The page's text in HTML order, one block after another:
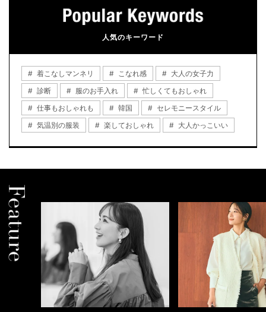
人気のキーワード
着こなしマンネリ こなれ感
大人の女子力
診断
服のお手入れ
忙しくてもおしゃれ
仕事もおしゃれも
韓国
セレモニースタイル
気温別の服装
楽しておしゃれ 大人かっこいい